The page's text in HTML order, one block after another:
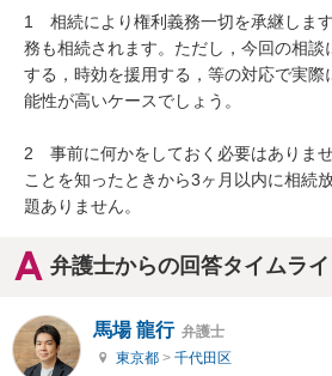
1　相続により権利義務一切を承継しま
務も相続されます。ただし，今回の相談
する，時効を援用する，等の対応で実
能性が高いケースでしょう。
2　事前に何かをしておく必要はありま
ことを知ったときから3ヶ月以内に相続
題ありません。
弁護士からの回答タイムラ
馬場 龍行 弁護士
東京都 > 千代田区